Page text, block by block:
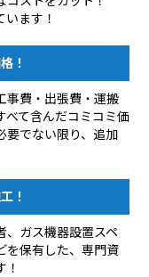
ます！
！
事費・出張費・運搬
べて含んだコミコミ価
要でない限り、追加
！
、ガス機器設置スペ
を保有した、専門資